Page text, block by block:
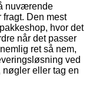
nuværende
Den mest
hvor det
når det passer
ret så nem,
ved
nøgler eller tag en